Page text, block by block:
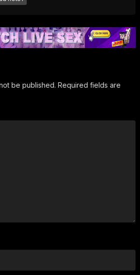
be published. Required fields are